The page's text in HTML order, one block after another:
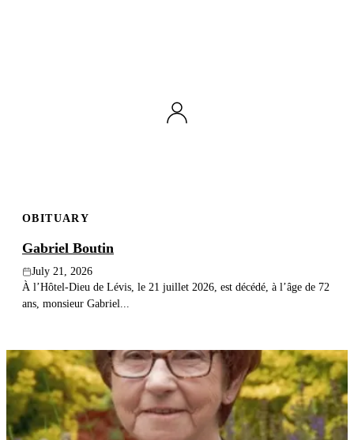
OBITUARY
Gabriel Boutin
July 21, 2026
À l’Hôtel-Dieu de Lévis, le 21 juillet 2026, est décédé, à l’âge de 72
ans, monsieur Gabriel...